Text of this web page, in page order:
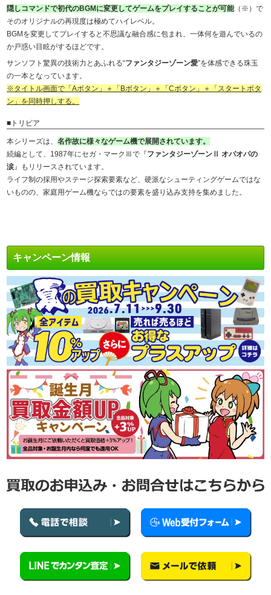
隠しコマンドで初代のBGMに変更してゲームをプレイすることが可能（※）で
そのオリジナルの再現度は極めてハイレベル。
BGMを変更してプレイすると不思議な融合感に包まれ、一体何を遊んでいるの
か戸惑い目眩がするほどです。
サンソフト驚異の技術力とあふれる“ファンタジーゾーン愛”を体感できる珠玉
の一本となっています。
※タイトル画面で「Aボタン」＋「Bボタン」＋「Cボタン」＋「スタートボタ
ン」を同時押しする。
■トリビア
本シリーズは、名作故に様々なゲーム機で展開されています。
続編として、1987年にセガ・マークⅢで『ファンタジーゾーンⅡ オパオパの
涙』もリリースされています。
ライフ制の採用やステージ探索要素など、硬派なシューティングゲームではな
いものの、家庭用ゲーム機ならではの要素を盛り込み支持を集めました。
キャンペーン情報